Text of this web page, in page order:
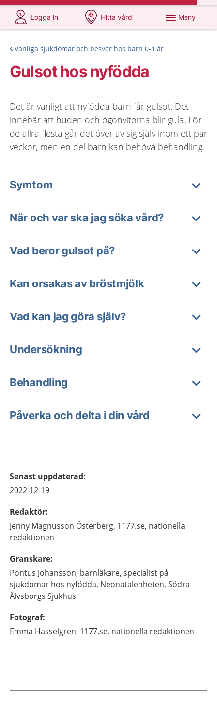
Logga in
på 1177.se
Hitta vård
på 1177.se
Meny
Vanliga sjukdomar och besvär hos barn 0-1 år
Gulsot hos nyfödda
Det är vanligt att nyfödda barn får gulsot. Det
innebär att huden och ögonvitorna blir gula. För
de allra flesta går det över av sig själv inom ett par
veckor, men en del barn kan behöva behandling.
Symtom
När och var ska jag söka vård?
Vad beror gulsot på?
Kan orsakas av bröstmjölk
Vad kan jag göra själv?
Undersökning
Behandling
Påverka och delta i din vård
Senast uppdaterad:
2022-12-19
Redaktör:
Jenny Magnusson Österberg, 1177.se, nationella
redaktionen
Granskare:
Pontus Johansson, barnläkare, specialist på
sjukdomar hos nyfödda, Neonatalenheten, Södra
Älvsborgs Sjukhus
Fotograf:
Emma Hasselgren, 1177.se, nationella redaktionen